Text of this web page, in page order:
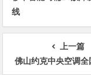
线
上一篇
佛山约克中央空调全国人工售后维修客服